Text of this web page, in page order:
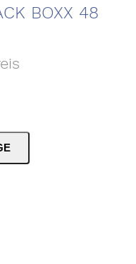
BOXX 48